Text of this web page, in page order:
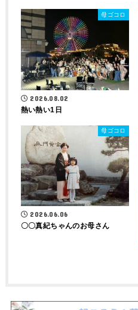
母ゴコロ
2026.08.02
熱い熱い1日
母ゴコロ
2026.06.06
〇〇真紀ちゃんのお母さん